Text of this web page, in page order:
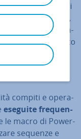
e di testi. Chi
Microsoft Office
),
no­te­vol­men­
imodelli
subito
design di
come
di colore.
compiti e ope­ra­
eseguite fre­quen­
le macro di Po­wer­
sequenze e